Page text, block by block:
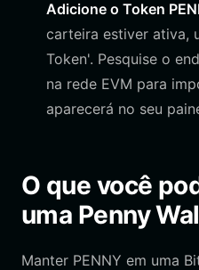
Adicione o Token
carteira estiver ativa,
Token'. Pesquise o
na rede EVM para
aparecerá no seu
O que você
uma Penny
Manter PENNY em uma